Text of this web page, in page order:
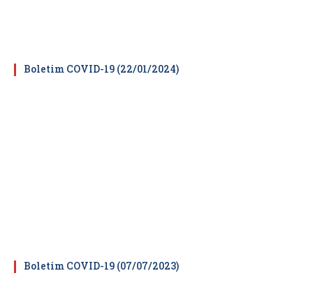
Boletim COVID-19 (22/01/2024)
Boletim COVID-19 (07/07/2023)